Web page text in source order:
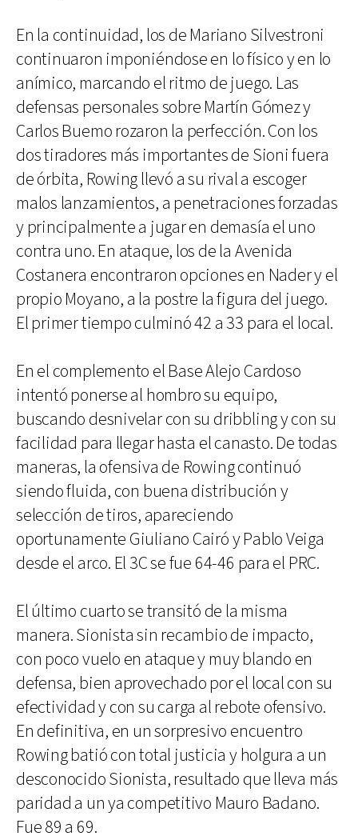
En la continuidad, los de Mariano Silvestroni
continuaron imponiéndose en lo físico y en lo
anímico, marcando el ritmo de juego. Las
defensas personales sobre Martín Gómez y
Carlos Buemo rozaron la perfección. Con los
dos tiradores más importantes de Sioni fuera
de órbita, Rowing llevó a su rival a escoger
malos lanzamientos, a penetraciones forzadas
y principalmente a jugar en demasía el uno
contra uno. En ataque, los de la Avenida
Costanera encontraron opciones en Nader y el
propio Moyano, a la postre la figura del juego.
El primer tiempo culminó 42 a 33 para el local.
En el complemento el Base Alejo Cardoso
intentó ponerse al hombro su equipo,
buscando desnivelar con su dribbling y con su
facilidad para llegar hasta el canasto. De todas
maneras, la ofensiva de Rowing continuó
siendo fluida, con buena distribución y
selección de tiros, apareciendo
oportunamente Giuliano Cairó y Pablo Veiga
desde el arco. El 3C se fue 64-46 para el PRC.
El último cuarto se transitó de la misma
manera. Sionista sin recambio de impacto,
con poco vuelo en ataque y muy blando en
defensa, bien aprovechado por el local con su
efectividad y con su carga al rebote ofensivo.
En definitiva, en un sorpresivo encuentro
Rowing batió con total justicia y holgura a un
desconocido Sionista, resultado que lleva más
paridad a un ya competitivo Mauro Badano.
Fue 89 a 69.